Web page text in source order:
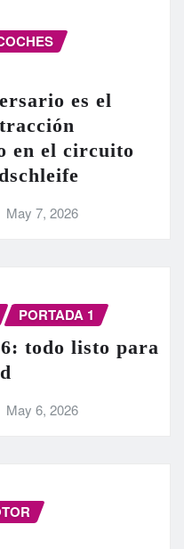
es el
en el circuito
May 7, 2026
PORTADA 1
todo listo para
May 6, 2026